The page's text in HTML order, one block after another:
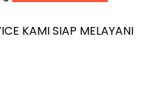
KAMI SIAP MELAYANI